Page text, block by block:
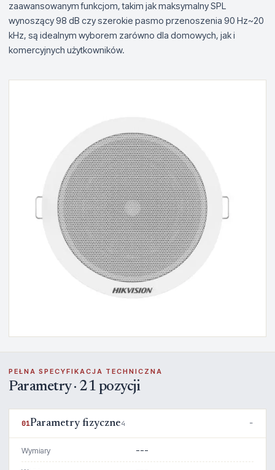
zaawansowanym funkcjom, takim jak maksymalny SPL
wynoszący 98 dB czy szerokie pasmo przenoszenia 90 Hz~20
kHz, są idealnym wyborem zarówno dla domowych, jak i
komercyjnych użytkowników.
PEŁNA SPECYFIKACJA TECHNICZNA
Parametry · 21 pozycji
01Parametry fizyczne4
Wymiary ---